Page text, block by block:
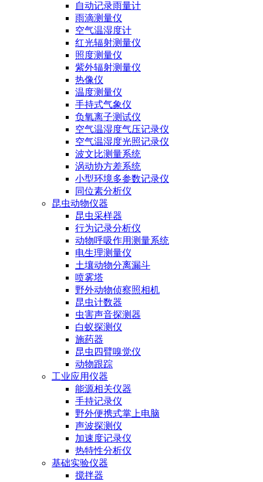
自动记录雨量计
雨滴测量仪
空气温湿度计
红光辐射测量仪
照度测量仪
紫外辐射测量仪
热像仪
温度测量仪
手持式气象仪
负氧离子测试仪
空气温湿度气压记录仪
空气温湿度光照记录仪
波文比测量系统
涡动协方差系统
小型环境多参数记录仪
同位素分析仪
昆虫动物仪器
昆虫采样器
行为记录分析仪
动物呼吸作用测量系统
电生理测量仪
土壤动物分离漏斗
喷雾塔
野外动物侦察照相机
昆虫计数器
虫害声音探测器
白蚁探测仪
施药器
昆虫四臂嗅觉仪
动物跟踪
工业应用仪器
能源相关仪器
手持记录仪
野外便携式掌上电脑
声波探测仪
加速度记录仪
热特性分析仪
基础实验仪器
搅拌器